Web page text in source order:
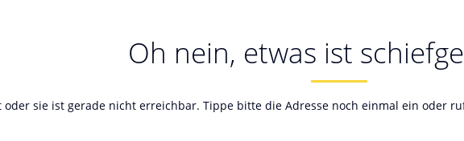
Oh nein, etwas ist
sie ist gerade nicht erreichbar. Tippe bitte die Adresse noch einmal ein oder